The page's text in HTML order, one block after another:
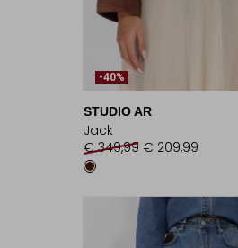
-40%
STUDIO AR
Jack
€ 349,99 € 209,99